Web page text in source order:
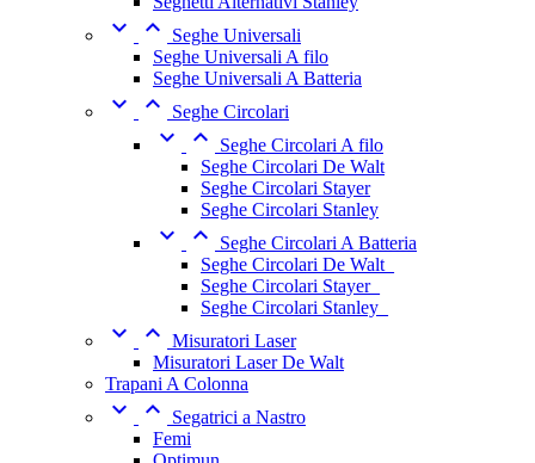
 
Seghe Universali
Seghe Universali A filo
Seghe Universali A Batteria
  Seghe Circolari
 
Seghe Circolari A filo
Seghe Circolari De Walt
Seghe Circolari Stayer
Seghe Circolari Stanley
 
Seghe Circolari A Batteria
Seghe Circolari De Walt_
Seghe Circolari Stayer_
Seghe Circolari Stanley_
  Misuratori Laser
Misuratori Laser De Walt
Trapani A Colonna
 
Segatrici a Nastro
Femi